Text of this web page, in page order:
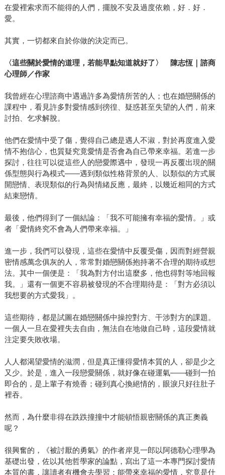
在愛裡索求而不能得的人們，擺脫不安及過度依賴，好．好．
愛。
其實，一切都來自於你做的決定而已。
〈這些關於愛情的道理，若能早點知道就好了〉 陳志恆｜諮商
心理師／作家
我曾經在心理諮商中遇過許多為愛情所苦的人；也在婚戀關係的
課程中，看見許多對愛情感到徬徨、疑惑甚至失望的人們，前來
討拍、乞求解脫。
他們在愛情中受了傷，覺得自己總是遇人不淑，對於再度進入愛
情不抱信心，也質疑究竟愛情是否會為自己帶來幸福。若進一步
探討，往往可以從這些人的戀愛際遇中，發現一再反覆出現的關
係型態與行為模式——遇到類似性格背景的人、以類似的方式展
開戀情、表現類似的行為與情緒反應，最終，以幾近相同的方式
結束戀情。
最後，他們得到了一個結論：「我不可能擁有幸福的愛情。」或
者「愛情終究不會為人們帶來幸福。」
進一步，我們可以發現，這些在愛情中反覆受傷，因而對經營親
密情感萬念俱灰的人，常常對婚戀關係抱持著不合理的期待或想
法。其中一個便是：「我為對方付出這麼多，他也得對等地回報
我。」還有一個更不容易被發現的不合理期待是：「對方必須以
我想要的方式愛我」。
這些期待，都是試圖在婚戀關係中操控對方、干涉對方的課題。
一個人一旦在愛裡失去自由，無法自在地做自己時，這段愛情就
注定要失敗收場。
人人都渴望愛情的滋潤，但是真正懂得愛情本質的人，卻是少之
又少。於是，進入一段戀愛關係，就好像在碰運氣——碰到一拍
即合的，是上輩子有燒香；碰到真心換絕情的，眼淚只好往肚子
裡吞。
然而，為什麼非得在跌跌撞撞中才能頓悟親密關係的真正奧義
呢？
很興奮的，《被討厭的勇氣》的作者岸見一郎以阿德勒心理學為
基礎出發，佐以其他哲學家的論點，寫出了這一本專門探討愛情
本質的書，讓讀者有機會去學習：能帶來幸福的愛情，究竟是什